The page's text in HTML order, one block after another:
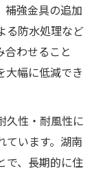
補強金具の追加
る防水処理など
合わせること
大幅に低減でき
久性・耐風性に
ています。湖南
で、長期的に住